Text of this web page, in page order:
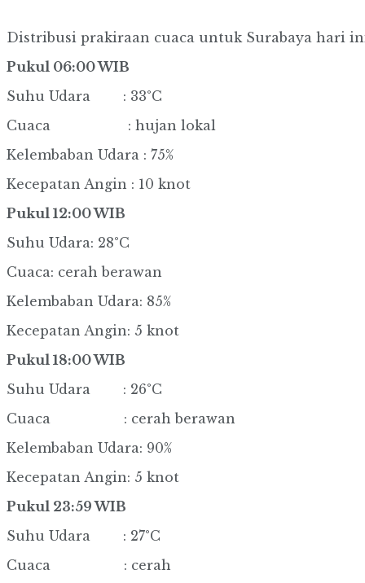
Distribusi prakiraan cuaca untuk Surabaya hari
Pukul 06:00 WIB
Suhu Udara : 33°C
Cuaca : hujan lokal
Kelembaban Udara : 75%
Kecepatan Angin : 10 knot
Pukul 12:00 WIB
Suhu Udara: 28°C
Cuaca: cerah berawan
Kelembaban Udara: 85%
Kecepatan Angin: 5 knot
Pukul 18:00 WIB
Suhu Udara : 26°C
Cuaca : cerah berawan
Kelembaban Udara: 90%
Kecepatan Angin: 5 knot
Pukul 23:59 WIB
Suhu Udara : 27°C
Cuaca : cerah